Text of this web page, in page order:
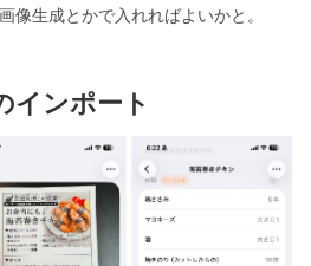
像生成とかで入れればよいかと。
インポート